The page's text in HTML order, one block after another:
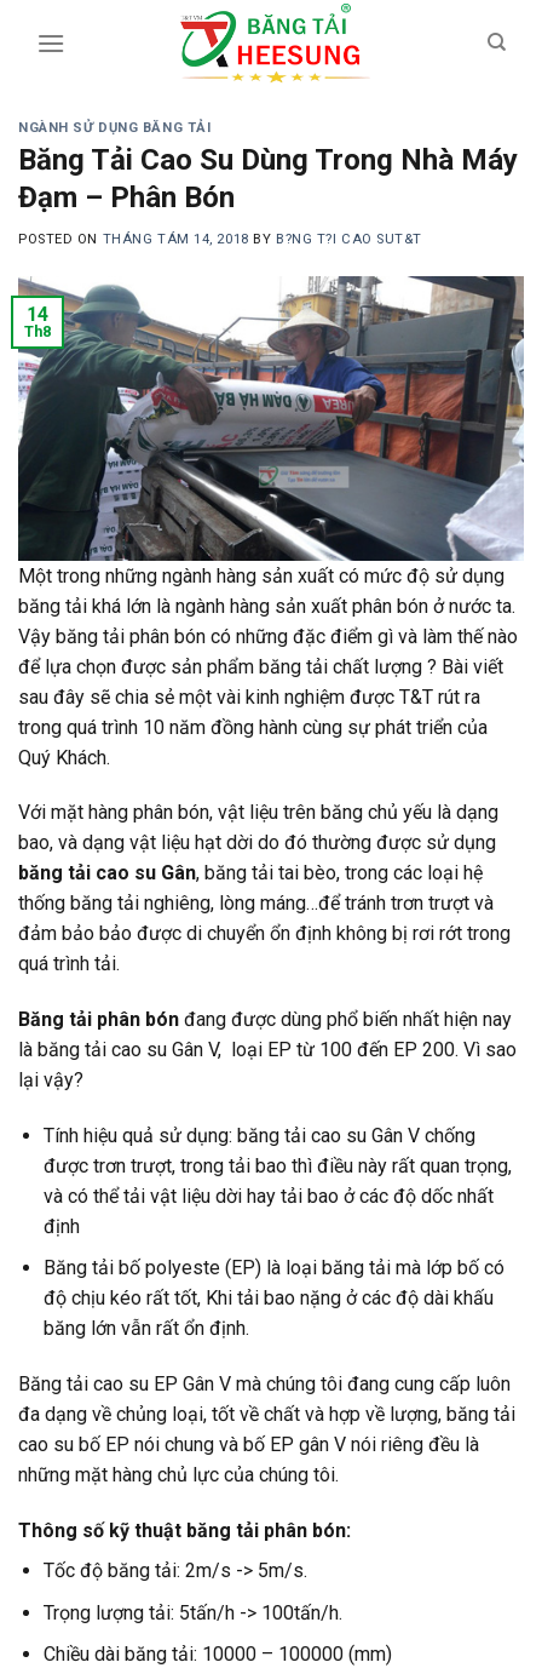
NGÀNH SỬ DỤNG BĂNG TẢI
Băng Tải Cao Su Dùng Trong Nhà Máy
Đạm – Phân Bón
POSTED ON THÁNG TÁM 14, 2018 BY B?NG T?I CAO SUT&T
14
Th8
Một trong những ngành hàng sản xuất có mức độ sử dụng
băng tải khá lớn là ngành hàng sản xuất phân bón ở nước ta.
Vậy băng tải phân bón có những đặc điểm gì và làm thế nào
để lựa chọn được sản phẩm băng tải chất lượng ? Bài viết
sau đây sẽ chia sẻ một vài kinh nghiệm được T&T rút ra
trong quá trình 10 năm đồng hành cùng sự phát triển của
Quý Khách.
Với mặt hàng phân bón, vật liệu trên băng chủ yếu là dạng
bao, và dạng vật liệu hạt dời do đó thường được sử dụng
băng tải cao su Gân, băng tải tai bèo, trong các loại hệ
thống băng tải nghiêng, lòng máng…để tránh trơn trượt và
đảm bảo bảo được di chuyển ổn định không bị rơi rớt trong
quá trình tải.
Băng tải phân bón đang được dùng phổ biến nhất hiện nay
là băng tải cao su Gân V, loại EP từ 100 đến EP 200. Vì sao
lại vậy?
Tính hiệu quả sử dụng: băng tải cao su Gân V chống
được trơn trượt, trong tải bao thì điều này rất quan trọng,
và có thể tải vật liệu dời hay tải bao ở các độ dốc nhất
định
Băng tải bố polyeste (EP) là loại băng tải mà lớp bố có
độ chịu kéo rất tốt, Khi tải bao nặng ở các độ dài khấu
băng lớn vẫn rất ổn định.
Băng tải cao su EP Gân V mà chúng tôi đang cung cấp luôn
đa dạng về chủng loại, tốt về chất và hợp về lượng, băng tải
cao su bố EP nói chung và bố EP gân V nói riêng đều là
những mặt hàng chủ lực của chúng tôi.
Thông số kỹ thuật băng tải phân bón:
Tốc độ băng tải: 2m/s -> 5m/s.
Trọng lượng tải: 5tấn/h -> 100tấn/h.
Chiều dài băng tải: 10000 – 100000 (mm)